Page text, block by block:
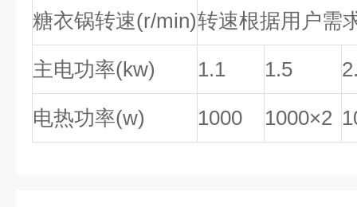
糖衣锅转速(r/min)转速根据用户需
主电功率(kw) 1.1 1.5
电热功率(w) 1000 1000×2